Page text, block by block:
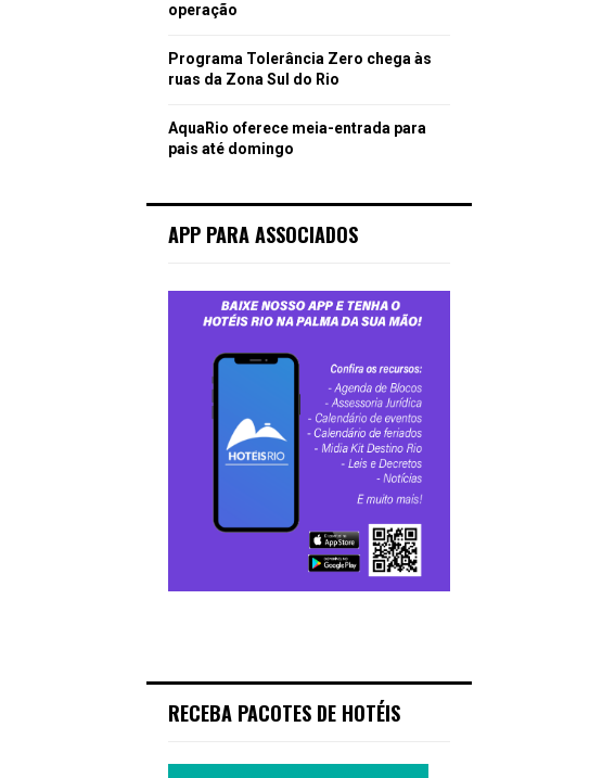
operação
Programa Tolerância Zero chega às
ruas da Zona Sul do Rio
AquaRio oferece meia-entrada para
pais até domingo
APP PARA ASSOCIADOS
RECEBA PACOTES DE HOTÉIS